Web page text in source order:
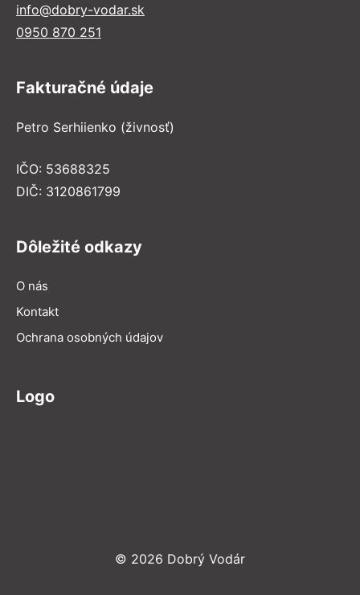
info@dobry-vodar.sk
0950 870 251
Fakturačné údaje
Petro Serhiienko (živnosť)
IČO: 53688325
DIČ: 3120861799
Dôležité odkazy
O nás
Kontakt
Ochrana osobných údajov
Logo
© 2026 Dobrý Vodár